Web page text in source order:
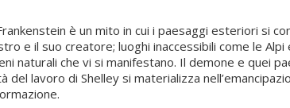
è un mito in cui i paesaggi esteriori si
e il suo creatore; luoghi inaccessibili come le
naturali che vi si manifestano. Il demone e quei
del lavoro di Shelley si materializza